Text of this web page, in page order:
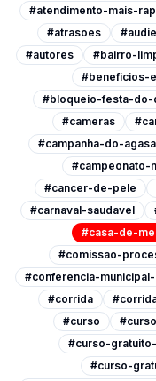
#atendimento-mais-
#atrasoes
#autores
#bairro-
#beneficios-
#bloqueio-festa-do-
#cameras
#campanha-do-
#campeonato-
#cancer-de-pele
#carnaval-saudavel
#casa-de-
#comissao-
#conferencia-
#corrida
#curso
#curso-
#curso-